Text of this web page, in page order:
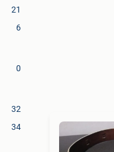
21
6
0
32
34